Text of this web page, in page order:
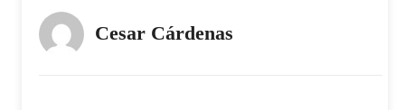
Cesar Cárdenas